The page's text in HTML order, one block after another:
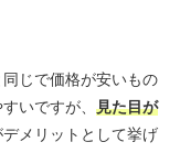
じで価格が安いもの
いですが、 見た目が
デメリットとして挙げ